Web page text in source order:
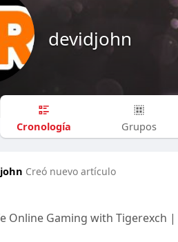
devidjohn
Cronología Grupos
Creó nuevo artículo
Online Gaming with Tigerexch |